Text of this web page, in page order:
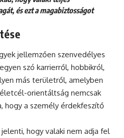
és ezt a magabiztosságot
jellemzően szenvedélyes
szó karrierről, hobbikról,
más területről, amelyben
orientáltság nemcsak
hogy a személy érdekfeszítő
hogy valaki nem adja fel